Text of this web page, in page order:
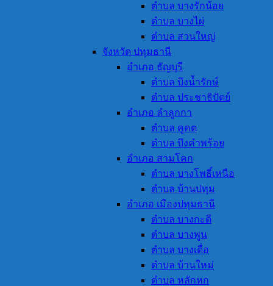
ตำบล บางรักน้อย
ตำบล บางไผ่
ตำบล สวนใหญ่
จังหวัด ปทุมธานี
อำเภอ ธัญบุรี
ตำบล บึงน้ำรักษ์
ตำบล ประชาธิปัตย์
อำเภอ ลำลูกกา
ตำบล คูคต
ตำบล บึงคำพร้อย
อำเภอ สามโคก
ตำบล บางโพธิ์เหนือ
ตำบล บ้านปทุม
อำเภอ เมืองปทุมธานี
ตำบล บางกะดี
ตำบล บางพูน
ตำบล บางเดื่อ
ตำบล บ้านใหม่
ตำบล หลักหก